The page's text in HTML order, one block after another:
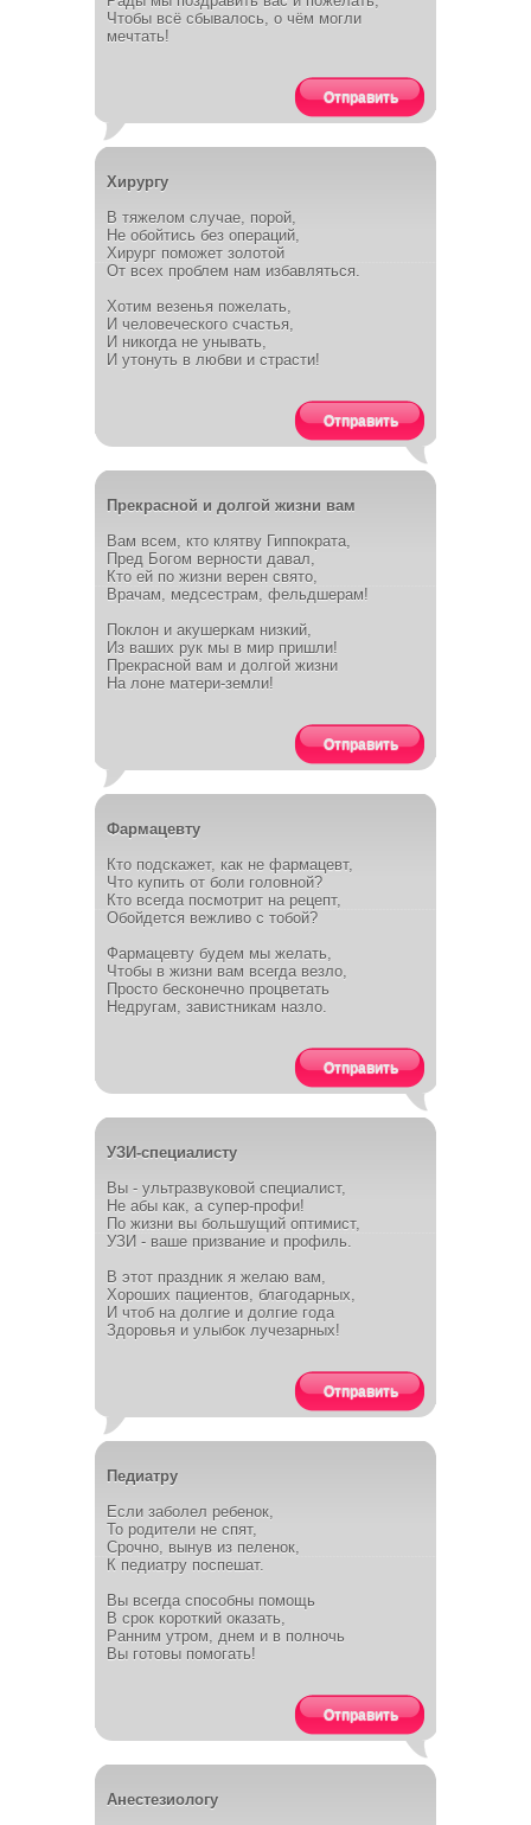
Чтобы всё сбывалось, о чём могли
мечтать!
Отправить
Хирургу
В тяжелом случае, порой,
Не обойтись без операций,
Хирург поможет золотой
От всех проблем нам избавляться.
Хотим везенья пожелать,
И человеческого счастья,
И никогда не унывать,
И утонуть в любви и страсти!
Отправить
Прекрасной и долгой жизни вам
Вам всем, кто клятву Гиппократа,
Пред Богом верности давал,
Кто ей по жизни верен свято,
Врачам, медсестрам, фельдшерам!
Поклон и акушеркам низкий,
Из ваших рук мы в мир пришли!
Прекрасной вам и долгой жизни
На лоне матери-земли!
Отправить
Фармацевту
Кто подскажет, как не фармацевт,
Что купить от боли головной?
Кто всегда посмотрит на рецепт,
Обойдется вежливо с тобой?
Фармацевту будем мы желать,
Чтобы в жизни вам всегда везло,
Просто бесконечно процветать
Недругам, завистникам назло.
Отправить
УЗИ-специалисту
Вы - ультразвуковой специалист,
Не абы как, а супер-профи!
По жизни вы большущий оптимист,
УЗИ - ваше призвание и профиль.
В этот праздник я желаю вам,
Хороших пациентов, благодарных,
И чтоб на долгие и долгие года
Здоровья и улыбок лучезарных!
Отправить
Педиатру
Если заболел ребенок,
То родители не спят,
Срочно, вынув из пеленок,
К педиатру поспешат.
Вы всегда способны помощь
В срок короткий оказать,
Ранним утром, днем и в полночь
Вы готовы помогать!
Отправить
Анестезиологу